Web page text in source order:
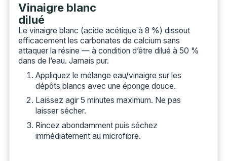
Vinaigre blanc
dilué
Le vinaigre blanc (acide acétique à 8 %) dissout
efficacement les carbonates de calcium sans
attaquer la résine — à condition d’être dilué à 50 %
dans de l’eau. Jamais pur.
Appliquez le mélange eau/vinaigre sur les
dépôts blancs avec une éponge douce.
Laissez agir 5 minutes maximum. Ne pas
laisser sécher.
Rincez abondamment puis séchez
immédiatement au microfibre.